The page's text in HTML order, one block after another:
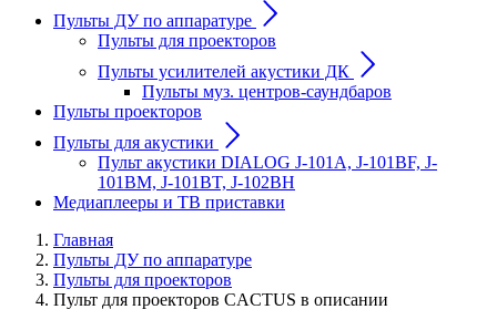
Пульты ДУ по аппаратуре
Пульты для проекторов
Пульты усилителей акустики ДК
Пульты муз. центров-саундбаров
Пульты проекторов
Пульты для акустики
Пульт акустики DIALOG J-101A, J-101BF, J-
101BM, J-101BT, J-102BH
Медиаплееры и ТВ приставки
Главная
Пульты ДУ по аппаратуре
Пульты для проекторов
Пульт для проекторов CACTUS в описании